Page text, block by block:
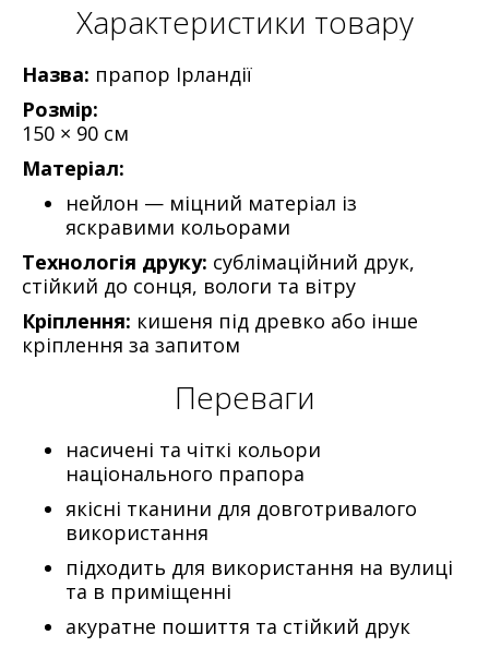
Характеристики товару
Назва: прапор Ірландії
Розмір:
150 × 90 см
Матеріал:
нейлон — міцний матеріал із
яскравими кольорами
Технологія друку: сублімаційний друк,
стійкий до сонця, вологи та вітру
Кріплення: кишеня під древко або інше
кріплення за запитом
Переваги
насичені та чіткі кольори
національного прапора
якісні тканини для довготривалого
використання
підходить для використання на вулиці
та в приміщенні
акуратне пошиття та стійкий друк